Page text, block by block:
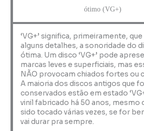
ótimo (VG+)
‘VG+’ significa, primeiramente,
alguns detalhes, a sonoridade do
ótima. Um disco ‘VG+’ pode
marcas leves e superficiais, mas
NÃO provocam chiados fortes ou
A maioria dos discos antigos que
conservados estão em estado
vinil fabricado há 50 anos, mesmo
sido tocado várias vezes, se for
vai durar pra sempre.